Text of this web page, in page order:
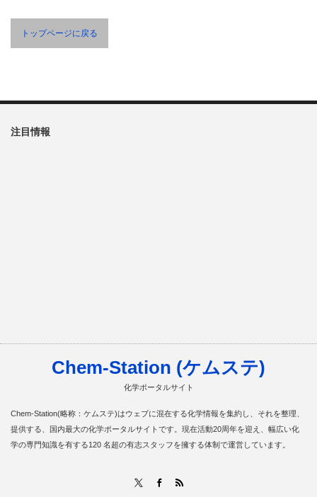
トップページに戻る
注目情報
Chem-Station (ケムステ)
化学ポータルサイト
Chem-Station(略称：ケムステ)はウェブに混在する化学情報を集約し、それを整理、
提供する、国内最大の化学ポータルサイトです。現在活動20周年を迎え、幅広い化
学の専門知識を有する120 名超の有志スタッフを擁する体制で運営しています。
Facebook